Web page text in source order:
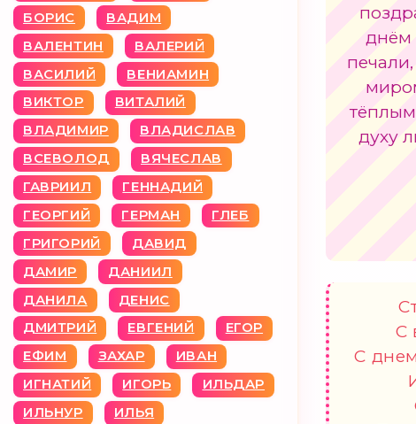
днём
духу
С
С
БОРИС
ВАДИМ
ВАЛЕНТИН
ВАЛЕРИЙ
ВАСИЛИЙ
ВЕНИАМИН
ВИКТОР
ВИТАЛИЙ
ВЛАДИМИР
ВЛАДИСЛАВ
ВСЕВОЛОД
ВЯЧЕСЛАВ
ГАВРИИЛ
ГЕННАДИЙ
ГЕОРГИЙ
ГЕРМАН
ГЛЕБ
ГРИГОРИЙ
ДАВИД
ДАМИР
ДАНИИЛ
ДАНИЛА
ДЕНИС
ДМИТРИЙ
ЕВГЕНИЙ
ЕГОР
ЕФИМ
ЗАХАР
ИВАН
ИГНАТИЙ
ИГОРЬ
ИЛЬДАР
ИЛЬНУР
ИЛЬЯ